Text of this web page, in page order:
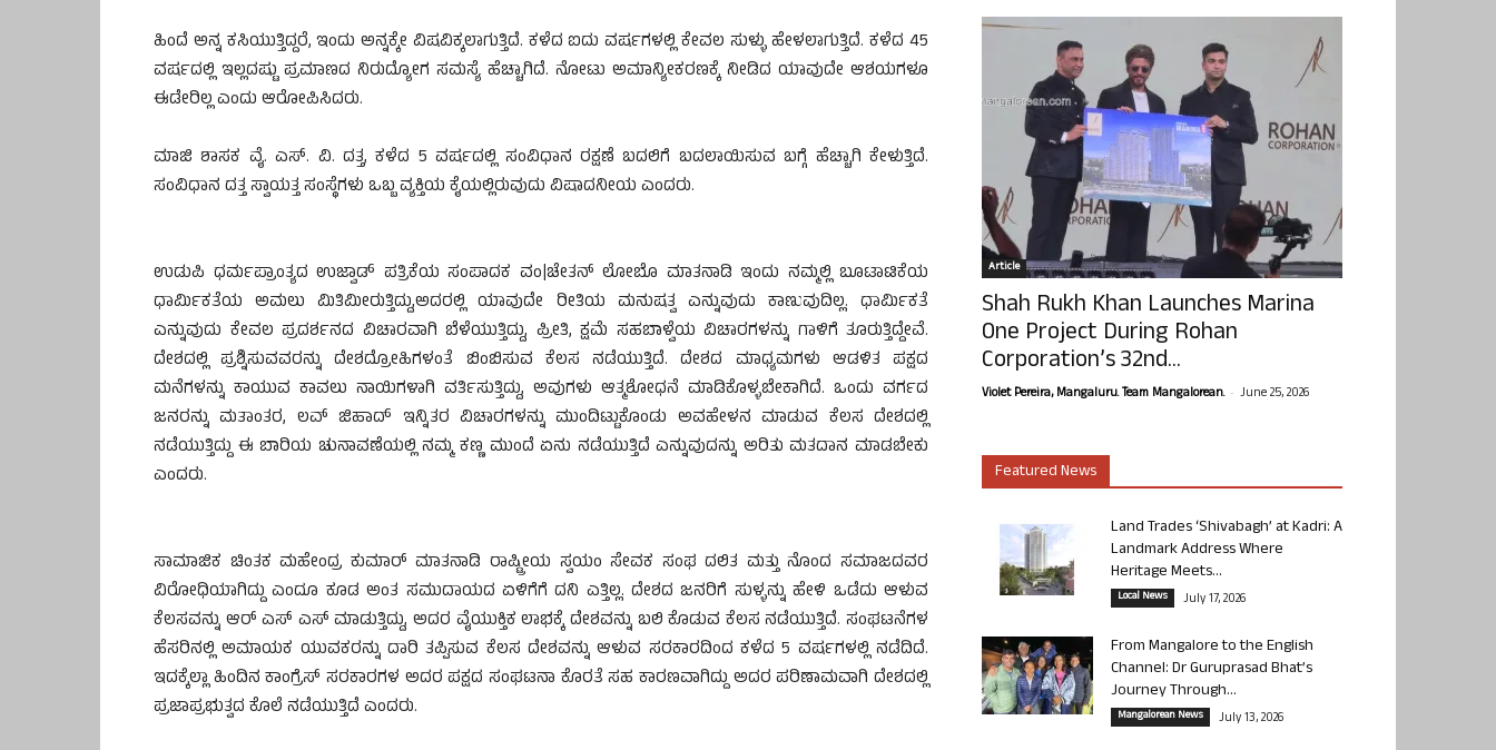
ಹಿಂದೆ ಅನ್ನ ಕಸಿಯುತ್ತಿದ್ದರೆ, ಇಂದು ಅನ್ನಕ್ಕೇ ವಿಷವಿಕ್ಕಲಾಗುತ್ತಿದೆ. ಕಳೆದ ಐದು ವರ್ಷಗಳಲ್ಲಿ ಕೇವಲ ಸುಳ್ಳು ಹೇಳಲಾಗುತ್ತಿದೆ. ಕಳೆದ 45
ವರ್ಷದಲ್ಲಿ ಇಲ್ಲದಷ್ಟು ಪ್ರಮಾಣದ ನಿರುದ್ಯೋಗ ಸಮಸ್ಯೆ ಹೆಚ್ಚಾಗಿದೆ. ನೋಟು ಅಮಾನ್ಯೀಕರಣಕ್ಕೆ ನೀಡಿದ ಯಾವುದೇ ಆಶಯಗಳೂ
ಈಡೇರಿಲ್ಲ ಎಂದು ಆರೋಪಿಸಿದರು.
ಮಾಜಿ ಶಾಸಕ ವೈ. ಎಸ್. ವಿ. ದತ್ತ, ಕಳೆದ 5 ವರ್ಷದಲ್ಲಿ ಸಂವಿಧಾನ ರಕ್ಷಣೆ ಬದಲಿಗೆ ಬದಲಾಯಿಸುವ ಬಗ್ಗೆ ಹೆಚ್ಚಾಗಿ ಕೇಳುತ್ತಿದೆ.
ಸಂವಿಧಾನ ದತ್ತ ಸ್ವಾಯತ್ತ ಸಂಸ್ಥೆಗಳು ಒಬ್ಬ ವ್ಯಕ್ತಿಯ ಕೈಯಲ್ಲಿರುವುದು ವಿಷಾದನೀಯ ಎಂದರು.
ಉಡುಪಿ ಧರ್ಮಪ್ರಾಂತ್ಯದ ಉಜ್ವಾಡ್ ಪತ್ರಿಕೆಯ ಸಂಪಾದಕ ವಂ|ಚೇತನ್ ಲೋಬೊ ಮಾತನಾಡಿ ಇಂದು ನಮ್ಮಲ್ಲಿ ಬೂಟಾಟಿಕೆಯ
ಧಾರ್ಮಿಕತೆಯ ಅಮಲು ಮಿತಿಮೀರುತ್ತಿದ್ದು,ಅದರಲ್ಲಿ ಯಾವುದೇ ರೀತಿಯ ಮನುಷತ್ವ ಎನ್ನುವುದು ಕಾಣುವುದಿಲ್ಲ. ಧಾರ್ಮಿಕತೆ
ಎನ್ನುವುದು ಕೇವಲ ಪ್ರದರ್ಶನದ ವಿಚಾರವಾಗಿ ಬೆಳೆಯುತ್ತಿದ್ದು, ಪ್ರೀತಿ, ಕ್ಷಮೆ ಸಹಬಾಳ್ವೆಯ ವಿಚಾರಗಳನ್ನು ಗಾಳಿಗೆ ತೂರುತ್ತಿದ್ದೇವೆ.
ದೇಶದಲ್ಲಿ ಪ್ರಶ್ನಿಸುವವರನ್ನು ದೇಶದ್ರೋಹಿಗಳಂತೆ ಬಿಂಬಿಸುವ ಕೆಲಸ ನಡೆಯುತ್ತಿದೆ. ದೇಶದ ಮಾಧ್ಯಮಗಳು ಆಡಳಿತ ಪಕ್ಷದ
ಮನೆಗಳನ್ನು ಕಾಯುವ ಕಾವಲು ನಾಯಿಗಳಾಗಿ ವರ್ತಿಸುತ್ತಿದ್ದು, ಅವುಗಳು ಆತ್ಮಶೋಧನೆ ಮಾಡಿಕೊಳ್ಳಬೇಕಾಗಿದೆ. ಒಂದು ವರ್ಗದ
ಜನರನ್ನು ಮತಾಂತರ, ಲವ್ ಜಿಹಾದ್ ಇನ್ನಿತರ ವಿಚಾರಗಳನ್ನು ಮುಂದಿಟ್ಟುಕೊಂಡು ಅವಹೇಳನ ಮಾಡುವ ಕೆಲಸ ದೇಶದಲ್ಲಿ
ನಡೆಯುತ್ತಿದ್ದು ಈ ಬಾರಿಯ ಚುನಾವಣೆಯಲ್ಲಿ ನಮ್ಮ ಕಣ್ಣ ಮುಂದೆ ಏನು ನಡೆಯುತ್ತಿದೆ ಎನ್ನುವುದನ್ನು ಅರಿತು ಮತದಾನ ಮಾಡಬೇಕು
ಎಂದರು.
ಸಾಮಾಜಿಕ ಚಿಂತಕ ಮಹೇಂದ್ರ ಕುಮಾರ್ ಮಾತನಾಡಿ ರಾಷ್ಟ್ರೀಯ ಸ್ವಯಂ ಸೇವಕ ಸಂಘ ದಲಿತ ಮತ್ತು ನೊಂದ ಸಮಾಜದವರ
ವಿರೋಧಿಯಾಗಿದ್ದು ಎಂದೂ ಕೂಡ ಅಂತ ಸಮುದಾಯದ ಏಳಿಗೆಗೆ ದನಿ ಎತ್ತಿಲ್ಲ. ದೇಶದ ಜನರಿಗೆ ಸುಳ್ಳನ್ನು ಹೇಳಿ ಒಡೆದು ಆಳುವ
ಕೆಲಸವನ್ನು ಆರ್ ಎಸ್ ಎಸ್ ಮಾಡುತ್ತಿದ್ದು, ಅದರ ವೈಯುಕ್ತಿಕ ಲಾಭಕ್ಕೆ ದೇಶವನ್ನು ಬಲಿ ಕೊಡುವ ಕೆಲಸ ನಡೆಯುತ್ತಿದೆ. ಸಂಘಟನೆಗಳ
ಹೆಸರಿನಲ್ಲಿ ಅಮಾಯಕ ಯುವಕರನ್ನು ದಾರಿ ತಪ್ಪಿಸುವ ಕೆಲಸ ದೇಶವನ್ನು ಆಳುವ ಸರಕಾರದಿಂದ ಕಳೆದ 5 ವರ್ಷಗಳಲ್ಲಿ ನಡೆದಿದೆ.
ಇದಕ್ಕೆಲ್ಲಾ ಹಿಂದಿನ ಕಾಂಗ್ರೆಸ್ ಸರಕಾರಗಳ ಅದರ ಪಕ್ಷದ ಸಂಘಟನಾ ಕೊರತೆ ಸಹ ಕಾರಣವಾಗಿದ್ದು ಅದರ ಪರಿಣಾಮವಾಗಿ ದೇಶದಲ್ಲಿ
ಪ್ರಜಾಪ್ರಭುತ್ವದ ಕೊಲೆ ನಡೆಯುತ್ತಿದೆ ಎಂದರು.
Article
Shah Rukh Khan Launches Marina
One Project During Rohan
Corporation’s 32nd...
Violet Pereira, Mangaluru. Team Mangalorean. - June 25, 2026
Featured News
Land Trades ‘Shivabagh’ at Kadri: A
Landmark Address Where
Heritage Meets...
Local News July 17, 2026
From Mangalore to the English
Channel: Dr Guruprasad Bhat’s
Journey Through...
Mangalorean News July 13, 2026